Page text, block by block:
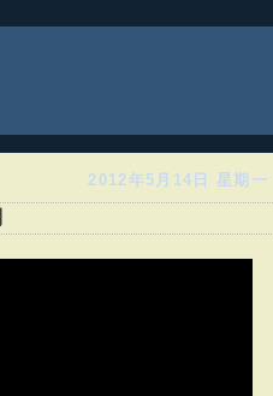
2012年5月14日 星期一